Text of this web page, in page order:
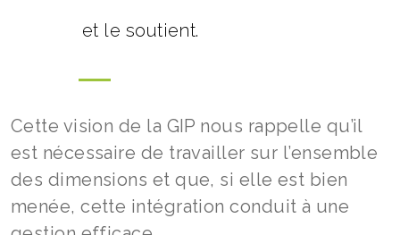
et le soutient.
Cette vision de la GIP nous rappelle qu’il
est nécessaire de travailler sur l’ensemble
des dimensions et que, si elle est bien
menée, cette intégration conduit à une